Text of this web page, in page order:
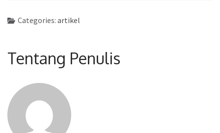
Categories: artikel
Tentang Penulis